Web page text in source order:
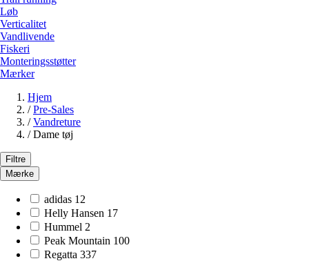
Løb
Verticalitet
Vandlivende
Fiskeri
Monteringsstøtter
Mærker
Hjem
/ Pre-Sales
/ Vandreture
/ Dame tøj
Filtre
Mærke
adidas 12
Helly Hansen 17
Hummel 2
Peak Mountain 100
Regatta 337